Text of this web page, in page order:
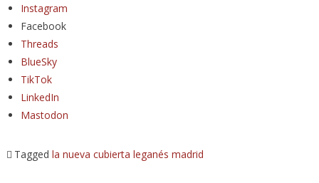
Instagram
Facebook
Threads
BlueSky
TikTok
LinkedIn
Mastodon
Tagged la nueva cubierta leganés madrid